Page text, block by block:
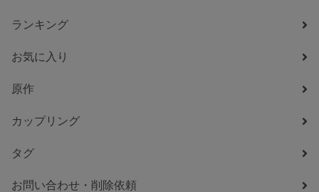
ランキング
お気に入り
原作
カップリング
タグ
お問い合わせ・削除依頼